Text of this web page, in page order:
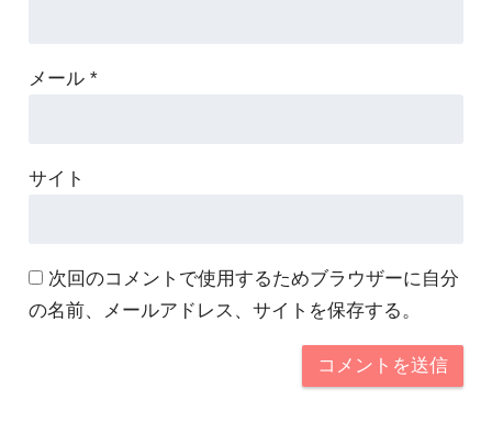
メール *
サイト
次回のコメントで使用するためブラウザーに自分
の名前、メールアドレス、サイトを保存する。